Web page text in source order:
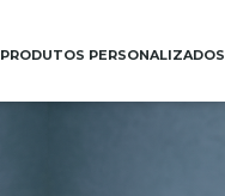
PRODUTOS PERSONALIZADOS